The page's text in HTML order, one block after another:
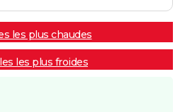
les plus chaudes
les plus froides